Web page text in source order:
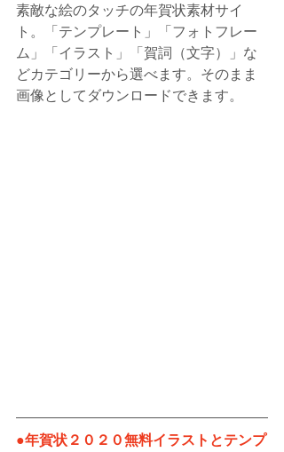
素敵な絵のタッチの年賀状素材サイ
ト。「テンプレート」「フォトフレー
ム」「イラスト」「賀詞（文字）」な
どカテゴリーから選べます。そのまま
画像としてダウンロードできます。
●年賀状２０２０無料イラストとテンプ